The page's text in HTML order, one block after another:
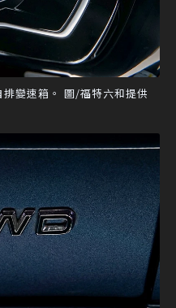
變速箱。 圖/福特六和提供